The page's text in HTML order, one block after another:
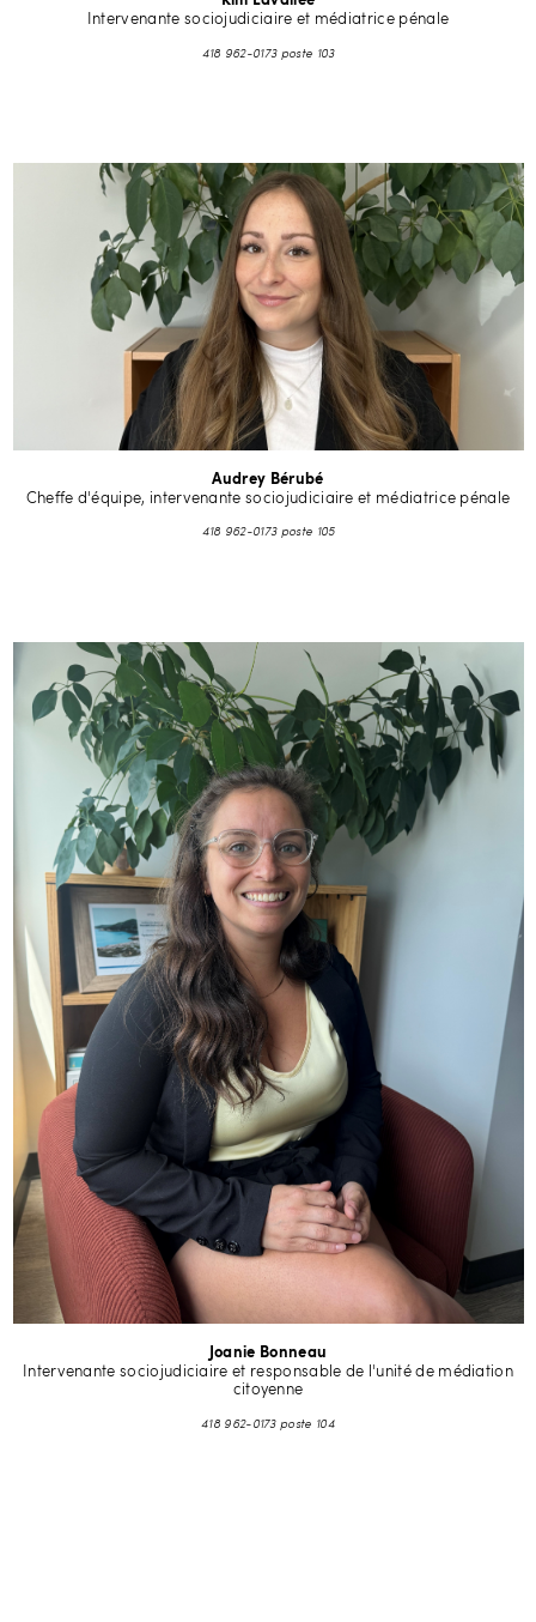
Intervenante sociojudiciaire et médiatrice pénale
418 962-0173 poste 103
Audrey Bérubé
Cheffe d'équipe, intervenante sociojudiciaire et médiatrice pénale
418 962-0173 poste 105
Joanie Bonneau
Intervenante sociojudiciaire et responsable de l'unité de médiation
citoyenne
418 962-0173 poste 104